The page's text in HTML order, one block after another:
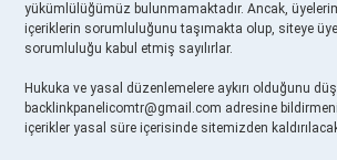
yükümlülüğümüz bulunmamaktadır. Ancak,
içeriklerin sorumluluğunu taşımakta olup, siteye
sorumluluğu kabul etmiş sayılırlar.
Hukuka ve yasal düzenlemelere aykırı olduğunu
backlinkpanelicomtr@gmail.com adresine
içerikler yasal süre içerisinde sitemizden